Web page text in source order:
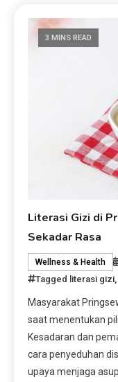
3 MINS READ
Literasi Gizi di
Sekadar Rasa
Wellness & Health
Tagged literasi gizi,
Masyarakat
saat menentukan
Kesadaran dan
cara penyeduhan
upaya menjaga